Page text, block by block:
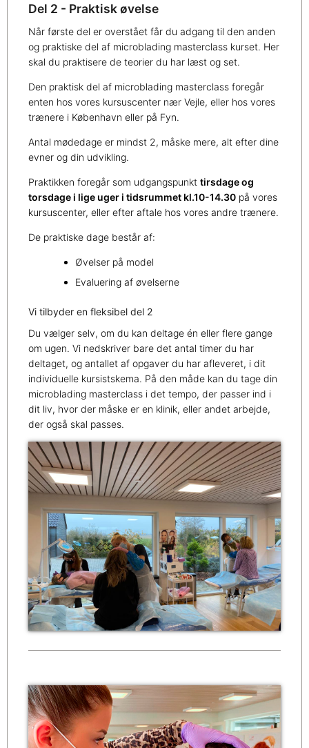
Del 2 - Praktisk øvelse
Når første del er overstået får du adgang til den anden
og praktiske del af microblading masterclass kurset. Her
skal du praktisere de teorier du har læst og set.
Den praktisk del af microblading masterclass foregår
enten hos vores kursuscenter nær Vejle, eller hos vores
trænere i København eller på Fyn.
Antal mødedage er mindst 2, måske mere, alt efter dine
evner og din udvikling.
Praktikken foregår som udgangspunkt tirsdage og
torsdage i lige uger i tidsrummet kl.10-14.30 på vores
kursuscenter, eller efter aftale hos vores andre trænere.
De praktiske dage består af:
Øvelser på model
Evaluering af øvelserne
Vi tilbyder en fleksibel del 2
Du vælger selv, om du kan deltage én eller flere gange
om ugen. Vi nedskriver bare det antal timer du har
deltaget, og antallet af opgaver du har afleveret, i dit
individuelle kursistskema. På den måde kan du tage din
microblading masterclass i det tempo, der passer ind i
dit liv, hvor der måske er en klinik, eller andet arbejde,
der også skal passes.